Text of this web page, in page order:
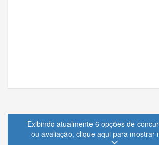
Exibindo atualmente 6 opções de
ou avaliação, clique aqui para mostrar